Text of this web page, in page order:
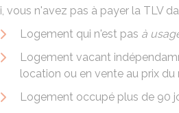
vous n'avez pas à payer la TLV
Logement qui n'est pas à
Logement vacant
location ou en vente au prix
Logement occupé plus de 90